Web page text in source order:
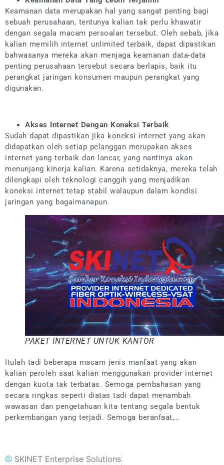
Keamanan data merupakan hal yang sangat penting bagi
sebuah perusahaan, tentunya kalian tak perlu khawatir
dengan segala macam persoalan tersebut. Oleh sebab, jika
kalian memilih internet unlimited terbaik, dapat dipastikan
bahwasanya mereka akan menjaga keamanan data-data
penting perusahaan tersebut secara berlapis, baik itu
perangkat jaringan konsumen maupun perangkat yang
digunakan.
Akses Internet Dengan Koneksi Terbaik
Sudah dapat dipastikan jika koneksi internet yang akan
didapatkan oleh setiap pelanggan merupakan akses
internet yang terbaik dan lancar, yang nantinya akan
menunjang kinerja kalian. Karena setidaknya, mereka telah
dilengkapi oleh teknologi canggih yang menjadikan
koneksi internet tetap stabil walaupun dalam kondisi
jaringan yang bagaimanapun.
PAKET INTERNET UNTUK KANTOR
Itulah tadi beberapa macam jenis manfaat yang akan
kalian peroleh saat kalian menggunakan provider internet
dengan kuota tak terbatas. Semoga pembahasan yang
secara ringkas seperti diatas tadi dapat menambah
wawasan dan pengetahuan kita tentang segala bentuk
perkembangan yang terjadi. Semoga beranfaat,…
SKINET Enterprise Solutions